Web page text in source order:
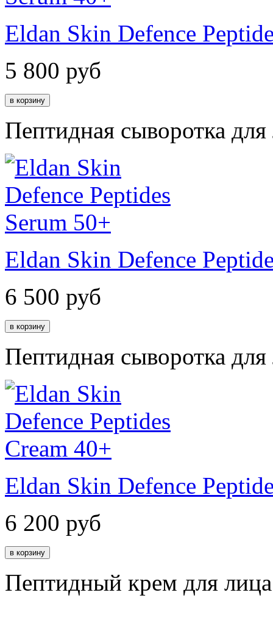
Eldan Skin Defence
5 800 руб
Пептидная сыворотка
Eldan Skin Defence
6 500 руб
Пептидная сыворотка
Eldan Skin Defence
6 200 руб
Пептидный крем для